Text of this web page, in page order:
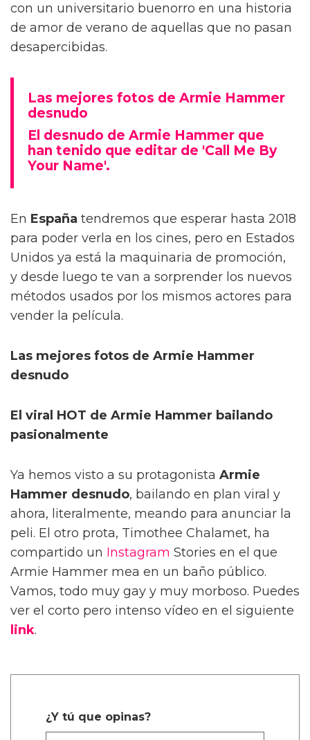
con un universitario buenorro en una historia
de amor de verano de aquellas que no pasan
desapercibidas.
Las mejores fotos de Armie Hammer
desnudo
El desnudo de Armie Hammer que
han tenido que editar de 'Call Me By
Your Name'.
En España tendremos que esperar hasta 2018
para poder verla en los cines, pero en Estados
Unidos ya está la maquinaria de promoción,
y desde luego te van a sorprender los nuevos
métodos usados por los mismos actores para
vender la película.
Las mejores fotos de Armie Hammer
desnudo
El viral HOT de Armie Hammer bailando
pasionalmente
Ya hemos visto a su protagonista Armie
Hammer desnudo, bailando en plan viral y
ahora, literalmente, meando para anunciar la
peli. El otro prota, Timothee Chalamet, ha
compartido un Instagram Stories en el que
Armie Hammer mea en un baño público.
Vamos, todo muy gay y muy morboso. Puedes
ver el corto pero intenso vídeo en el siguiente
link.
¿Y tú que opinas?